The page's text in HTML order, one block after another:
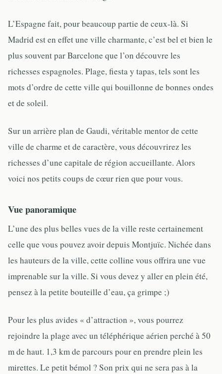
L’Espagne fait, pour beaucoup partie de ceux-là. Si
Madrid est en effet une ville charmante, c’est bel et bien le
plus souvent par Barcelone que l’on découvre les
richesses espagnoles. Plage, fiesta y tapas, tels sont les
mots d’ordre de cette ville qui bouillonne de bonnes ondes
et de soleil.
Sur un arrière plan de Gaudi, véritable mentor de cette
ville de charme et de caractère, vous découvrirez les
richesses d’une capitale de région accueillante. Alors
voici nos petits coups de cœur rien que pour vous.
Vue panoramique
L’une des plus belles vues de la ville reste certainement
celle que vous pouvez avoir depuis Montjuïc. Nichée dans
les hauteurs de la ville, cette colline vous offrira une vue
imprenable sur la ville. Si vous devez y aller en plein été,
pensez à la petite bouteille d’eau, ça grimpe ;)
Pour les plus avides « d’attraction », vous pourrez
rejoindre la plage avec un téléphérique aérien perché à 50
m de haut. 1,3 km de parcours pour en prendre plein les
mirettes. Le petit bémol ? Son prix qui ne sera pas à la